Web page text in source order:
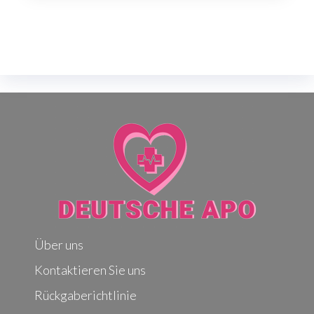
Über uns
Kontaktieren Sie uns
Rückgaberichtlinie